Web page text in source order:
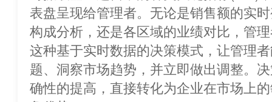
表盘呈现给管理者。无论是销售额的实
构成分析，还是各区域的业绩对比，管
这种基于实时数据的决策模式，让管理
题、洞察市场趋势，并立即做出调整
确性的提高，直接转化为企业在市场上